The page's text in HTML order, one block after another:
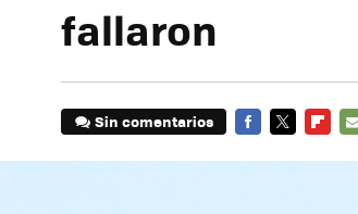
fallaron
Sin comentarios